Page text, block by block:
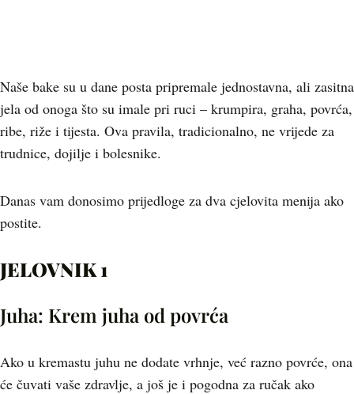
Naše bake su u dane posta pripremale jednostavna, ali zasitna
jela od onoga što su imale pri ruci – krumpira, graha, povrća,
ribe, riže i tijesta. Ova pravila, tradicionalno, ne vrijede za
trudnice, dojilje i bolesnike.
Danas vam donosimo prijedloge za dva cjelovita menija ako
postite.
JELOVNIK 1
Juha: Krem juha od povrća
Ako u kremastu juhu ne dodate vrhnje, već razno povrće, ona
će čuvati vaše zdravlje, a još je i pogodna za ručak ako